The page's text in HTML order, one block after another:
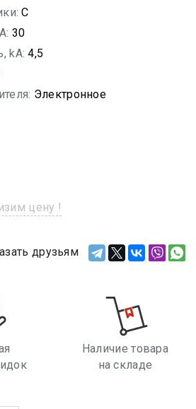
C
30
kA: 4,5
Электронное
цену !
друзьям
Наличие товара
на складе